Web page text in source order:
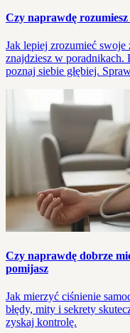
Czy naprawdę
Jak lepiej zrozumieć
znajdziesz w poradnikach.
poznaj siebie głębiej.
Czy naprawdę dobrze
pomijasz
Jak mierzyć ciśnienie
błędy, mity i sekrety
zyskaj kontrolę.